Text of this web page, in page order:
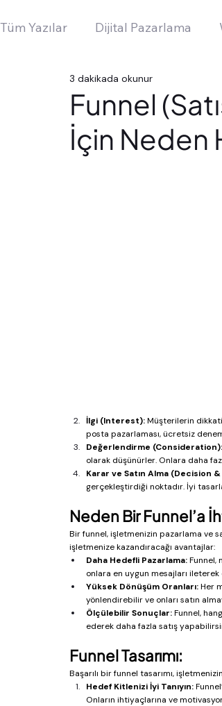
Tüm Yazılar Dijital Pazarlama
Funnel
İçin Neden
3 dakikada okunur
İlgi (Interest): Müşterilerin
posta pazarlaması, ücretsiz
Değerlendirme (Consideration):
olarak düşünürler. Onlara daha
Karar ve Satın Alma (Decision
gerçekleştirdiği noktadır. İyi
Neden Bir Funnel’a
Bir funnel, işletmenizin pazarlama ve
işletmenize kazandıracağı avantajlar:
Daha Hedefli Pazarlama: Funnel,
onlara en uygun mesajları
Yüksek Dönüşüm Oranları: Her
yönlendirebilir ve onları satın
Ölçülebilir Sonuçlar: Funnel,
ederek daha fazla satış
Funnel Tasarımı:
Başarılı bir funnel tasarımı,
Hedef Kitlenizi İyi Tanıyın:
Onların ihtiyaçlarına ve